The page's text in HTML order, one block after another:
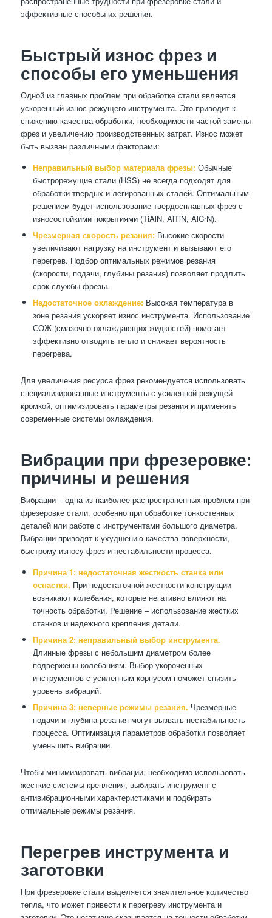
эффективные способы их решения.
Быстрый износ фрез и
способы его уменьшения
Одной из главных проблем при обработке стали является
ускоренный износ режущего инструмента. Это приводит к
снижению качества обработки, необходимости частой замены
фрез и увеличению производственных затрат. Износ может
быть вызван различными факторами:
Неправильный выбор материала фрезы:Обычные
быстрорежущие стали (HSS) не всегда подходят для
обработки твердых и легированных сталей. Оптимальным
решением будет использование твердосплавных фрез с
износостойкими покрытиями (TiAlN, AlTiN, AlCrN).
Чрезмерная скорость резания:Высокие скорости
увеличивают нагрузку на инструмент и вызывают его
перегрев. Подбор оптимальных режимов резания
(скорости, подачи, глубины резания) позволяет продлить
срок службы фрезы.
Недостаточное охлаждение:Высокая температура в
зоне резания ускоряет износ инструмента. Использование
СОЖ (смазочно-охлаждающих жидкостей) помогает
эффективно отводить тепло и снижает вероятность
перегрева.
Для увеличения ресурса фрез рекомендуется использовать
специализированные инструменты с усиленной режущей
кромкой, оптимизировать параметры резания и применять
современные системы охлаждения.
Вибрации при фрезеровке:
причины и решения
Вибрации – одна из наиболее распространенных проблем при
фрезеровке стали, особенно при обработке тонкостенных
деталей или работе с инструментами большого диаметра.
Вибрации приводят к ухудшению качества поверхности,
быстрому износу фрез и нестабильности процесса.
Причина 1: недостаточная жесткость станка или
оснастки. При недостаточной жесткости конструкции
возникают колебания, которые негативно влияют на
точность обработки. Решение – использование жестких
станков и надежного крепления детали.
Причина 2: неправильный выбор инструмента.
Длинные фрезы с небольшим диаметром более
подвержены колебаниям. Выбор укороченных
инструментов с усиленным корпусом поможет снизить
уровень вибраций.
Причина 3: неверные режимы резания. Чрезмерные
подачи и глубина резания могут вызвать нестабильность
процесса. Оптимизация параметров обработки позволяет
уменьшить вибрации.
Чтобы минимизировать вибрации, необходимо использовать
жесткие системы крепления, выбирать инструмент с
антивибрационными характеристиками и подбирать
оптимальные режимы резания.
Перегрев инструмента и
заготовки
При фрезеровке стали выделяется значительное количество
тепла, что может привести к перегреву инструмента и